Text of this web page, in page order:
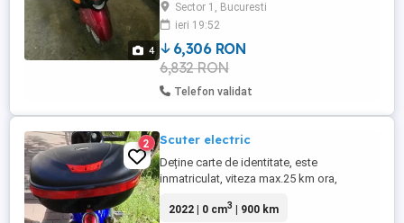
4
Sector 1, Bucuresti
ieri 19:52
6,306 RON
6,832 RON
Telefon validat
2 Scuter electric
Deține carte de identitate, este
inmatriculat, viteza max.25 km ora,
chei, telecomanda, alarmă, portbagaj
2022 | 0 cm3 | 900 km